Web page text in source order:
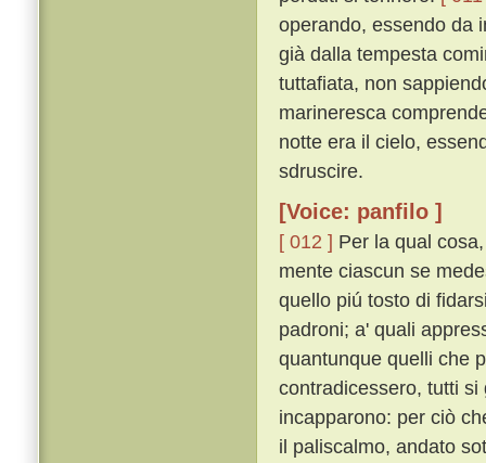
operando, essendo da
già dalla tempesta
tuttafiata, non
marineresca
notte era il cielo,
sdruscire.
[Voice: panfilo ]
[ 012 ] Per la qual
mente ciascun se
quello piú tosto di
padroni; a' quali
quantunque quelli che
contradicessero, tutti
incapparono: per ciò
il paliscalmo, andato